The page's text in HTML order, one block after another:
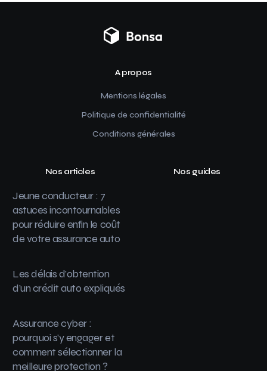
A propos
Mentions légales
Politique de confidentialité
Conditions générales
Nos articles
Jeune conducteur : 7
astuces incontournables
pour réduire enfin le coût
de votre assurance auto
Les délais d’obtention
d’un crédit auto expliqués
Assurance cyber :
pourquoi s’y engager et
comment sélectionner la
meilleure protection ?
Nos guides